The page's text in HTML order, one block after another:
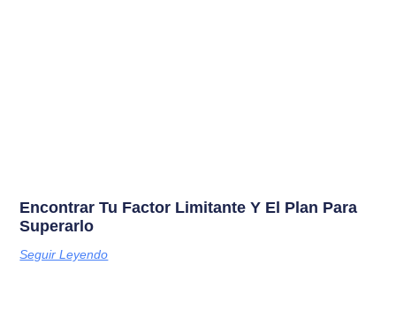
Encontrar Tu Factor Limitante Y El Plan Para
Superarlo
Seguir Leyendo